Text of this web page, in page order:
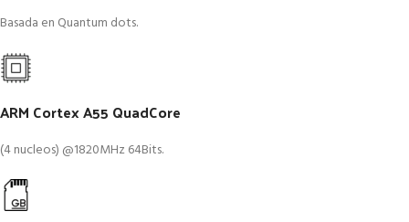
Basada en Quantum dots.
ARM Cortex A55 QuadCore
(4 nucleos) @1820MHz 64Bits.